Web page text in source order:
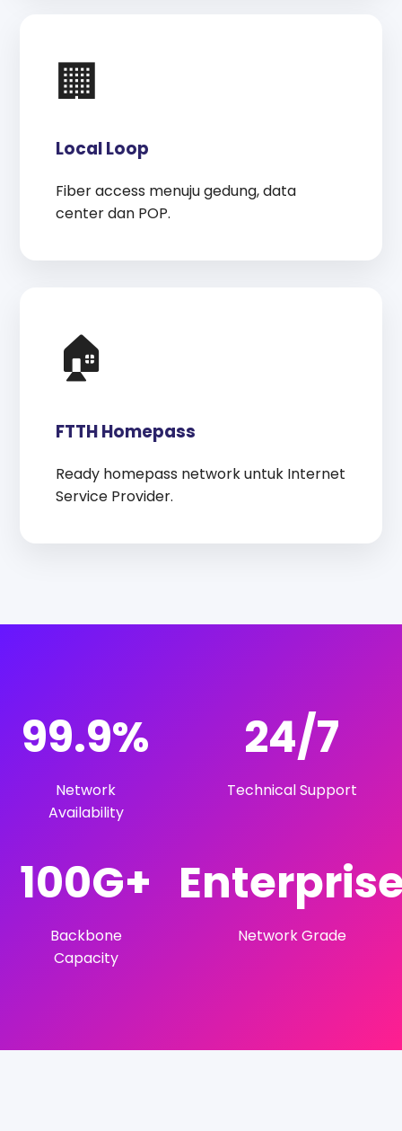
🏢
Local Loop
Fiber access menuju gedung, data
center dan POP.
🏠
FTTH Homepass
Ready homepass network untuk Internet
Service Provider.
99.9%
Network
Availability
24/7
Technical Support
100G+
Backbone
Capacity
Network Grade